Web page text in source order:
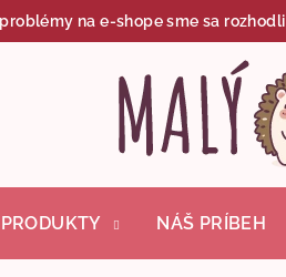
na e-shope sme sa
PRODUKTY NÁŠ PRÍBEH